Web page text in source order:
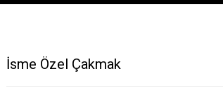
İsme Özel Çakmak